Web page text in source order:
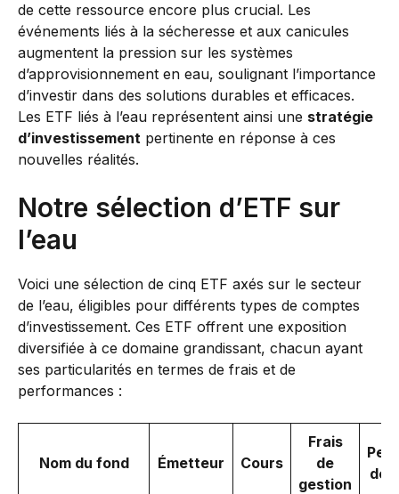
de cette ressource encore plus crucial. Les
événements liés à la sécheresse et aux canicules
augmentent la pression sur les systèmes
d’approvisionnement en eau, soulignant l’importance
d’investir dans des solutions durables et efficaces.
Les ETF liés à l’eau représentent ainsi une stratégie
d’investissement pertinente en réponse à ces
nouvelles réalités.
Notre sélection d’ETF sur
l’eau
Voici une sélection de cinq ETF axés sur le secteur
de l’eau, éligibles pour différents types de comptes
d’investissement. Ces ETF offrent une exposition
diversifiée à ce domaine grandissant, chacun ayant
ses particularités en termes de frais et de
performances :
Nom du fond Émetteur Cours
Frais
de
gestion